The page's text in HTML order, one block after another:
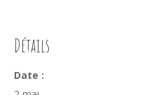
Détails
Date :